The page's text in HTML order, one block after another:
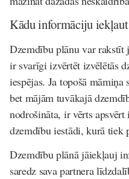
Kādu informāciju
Dzemdību plānu var rakstīt
ir svarīgi izvērtēt izvēlētās
iespējas. Ja topošā māmiņa
bet mājām tuvākajā
nodrošināta, ir vērts
dzemdību iestādi, kurā tiek
Dzemdību plānā jāiekļauj
saredz savapartnera